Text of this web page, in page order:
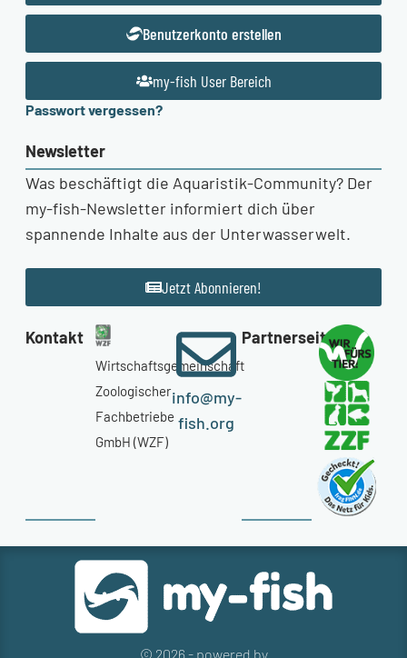
Benutzerkonto erstellen
my-fish User Bereich
Passwort vergessen?
Newsletter
Was beschäftigt die Aquaristik-Community? Der
my-fish-Newsletter informiert dich über
spannende Inhalte aus der Unterwasserwelt.
Jetzt Abonnieren!
Kontakt
Wirtschaftsgemeinschaft
Zoologischer
Fachbetriebe
GmbH (WZF)
info@my-
fish.org
Partnerseiten
© 2026 - powered by